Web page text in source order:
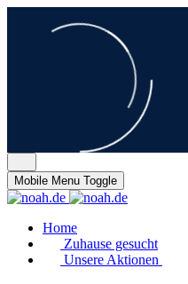
Mobile Menu Toggle
Home
Zuhause gesucht
Unsere Aktionen